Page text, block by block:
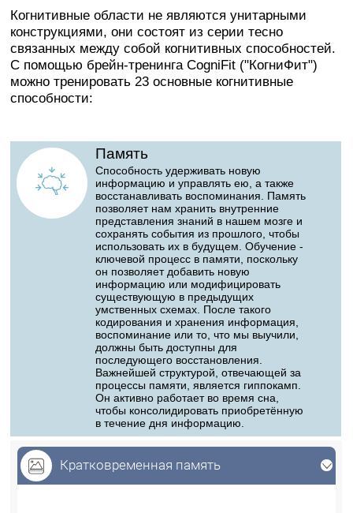
Когнитивные области не являются унитарными
конструкциями, они состоят из серии тесно
связанных между собой когнитивных способностей.
С помощью брейн-тренинга CogniFit ("КогниФит")
можно тренировать 23 основные когнитивные
способности:
Память
Способность удерживать новую
информацию и управлять ею, а также
восстанавливать воспоминания. Память
позволяет нам хранить внутренние
представления знаний в нашем мозге и
сохранять события из прошлого, чтобы
использовать их в будущем. Обучение -
ключевой процесс в памяти, поскольку
он позволяет добавить новую
информацию или модифицировать
существующую в предыдущих
умственных схемах. После такого
кодирования и хранения информация,
воспоминание или то, что мы выучили,
должны быть доступны для
последующего восстановления.
Важнейшей структурой, отвечающей за
процессы памяти, является гиппокамп.
Он активно работает во время сна,
чтобы консолидировать приобретённую
в течение дня информацию.
Кратковременная память